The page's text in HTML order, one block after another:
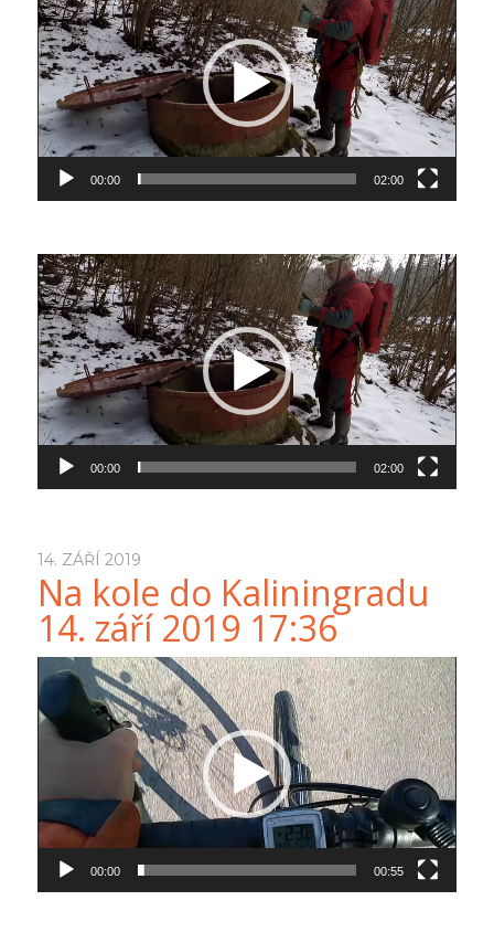
přehrávač
00:00 02:00
Video
přehrávač
00:00 02:00
14. ZÁŘÍ 2019
Na kole do Kaliningradu
14. září 2019 17:36
Video
přehrávač
00:00 00:55